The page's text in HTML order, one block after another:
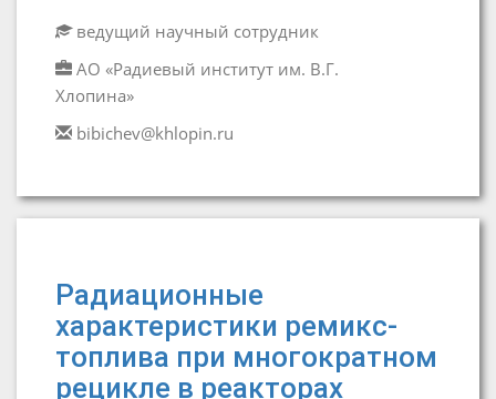
ведущий научный сотрудник
АО «Радиевый институт им. В.Г.
Хлопина»
bibichev@khlopin.ru
Радиационные
характеристики ремикс-
топлива при многократном
рецикле в реакторах